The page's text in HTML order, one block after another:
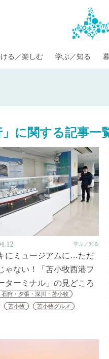
る／楽しむ 学ぶ／知る
」に関する記事一
学ぶ／知る
にミュージアムに…ただ
ゃない！「苫小牧西港フ
ターミナル」の見どころ
石狩・夕張・深川・苫小牧
苫小牧 苫小牧グルメ